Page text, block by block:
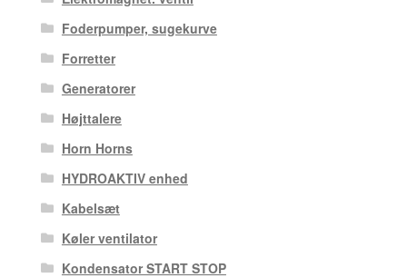
Foderpumper, sugekurve
Forretter
Generatorer
Højttalere
Horn Horns
HYDROAKTIV enhed
Kabelsæt
Køler ventilator
Kondensator START STOP